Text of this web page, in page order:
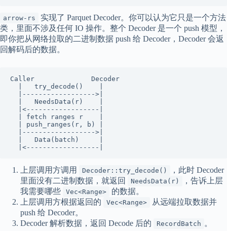
arrow-rs
实现了 Parquet Decoder。你可以认为它只是一个方法
类，里面不涉及任何 IO 操作。整个 Decoder 是一个 push 模型，
即你把从网络拉取的二进制数据 push 给 Decoder，Decoder 会返
回解码后的数据。
Caller              Decoder
  |<------------------|
上层调用方调用 Decoder::try_decode()
，此时 Decoder
里面没有二进制数据，就返回
NeedsData(r)
，告诉上层
我需要哪些
Vec<Range>
的数据。
上层调用方根据返回的
Vec<Range>
从远端拉取数据并
push 给 Decoder。
Decoder 解析数据，返回 Decode 后的
RecordBatch 。